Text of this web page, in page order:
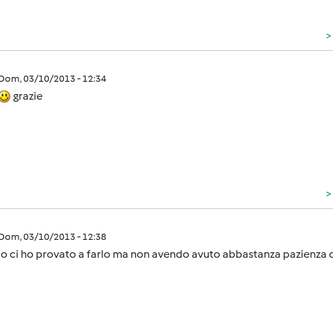
03/10/2013 - 12:34
grazie
03/10/2013 - 12:38
ci ho provato a farlo ma non avendo avuto abbastanza